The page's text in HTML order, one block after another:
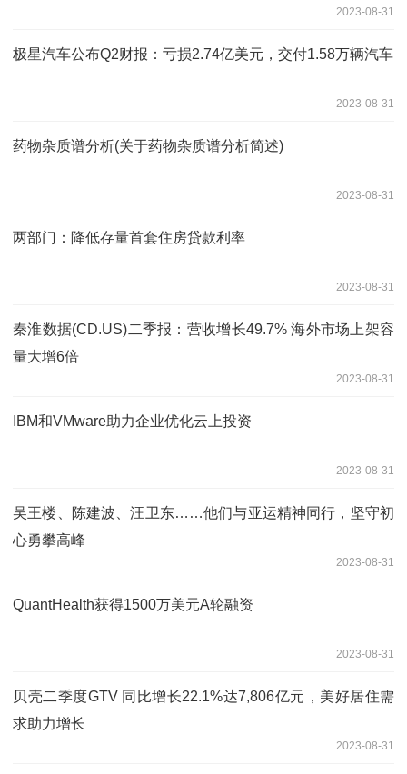
2023-08-31
极星汽车公布Q2财报：亏损2.74亿美元，交付1.58万辆汽车
2023-08-31
药物杂质谱分析(关于药物杂质谱分析简述)
2023-08-31
两部门：降低存量首套住房贷款利率
2023-08-31
秦淮数据(CD.US)二季报：营收增长49.7% 海外市场上架容
量大增6倍
2023-08-31
IBM和VMware助力企业优化云上投资
2023-08-31
吴王楼、陈建波、汪卫东……他们与亚运精神同行，坚守初
心勇攀高峰
2023-08-31
QuantHealth获得1500万美元A轮融资
2023-08-31
贝壳二季度GTV 同比增长22.1%达7,806亿元，美好居住需
求助力增长
2023-08-31